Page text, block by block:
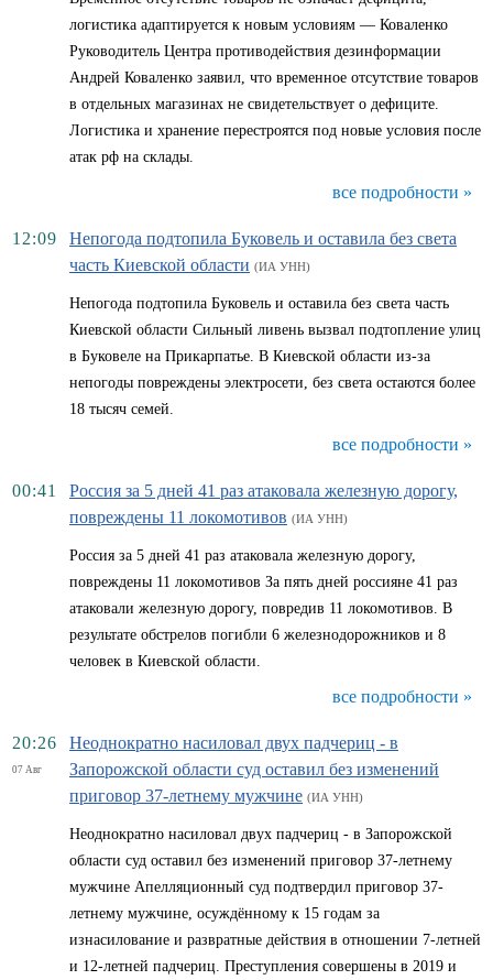
логистика адаптируется к новым условиям — Коваленко
Руководитель Центра противодействия дезинформации
Андрей Коваленко заявил, что временное отсутствие товаров
в отдельных магазинах не свидетельствует о дефиците.
Логистика и хранение перестроятся под новые условия после
атак рф на склады.
все подробности »
12:09
Непогода подтопила Буковель и оставила без света
часть Киевской области (ИА УНН)
Непогода подтопила Буковель и оставила без света часть
Киевской области Сильный ливень вызвал подтопление улиц
в Буковеле на Прикарпатье. В Киевской области из-за
непогоды повреждены электросети, без света остаются более
18 тысяч семей.
все подробности »
00:41
Россия за 5 дней 41 раз атаковала железную дорогу,
повреждены 11 локомотивов (ИА УНН)
Россия за 5 дней 41 раз атаковала железную дорогу,
повреждены 11 локомотивов За пять дней россияне 41 раз
атаковали железную дорогу, повредив 11 локомотивов. В
результате обстрелов погибли 6 железнодорожников и 8
человек в Киевской области.
все подробности »
20:26
07 Авг
Неоднократно насиловал двух падчериц - в
Запорожской области суд оставил без изменений
приговор 37-летнему мужчине (ИА УНН)
Неоднократно насиловал двух падчериц - в Запорожской
области суд оставил без изменений приговор 37-летнему
мужчине Апелляционный суд подтвердил приговор 37-
летнему мужчине, осуждённому к 15 годам за
изнасилование и развратные действия в отношении 7-летней
и 12-летней падчериц. Преступления совершены в 2019 и